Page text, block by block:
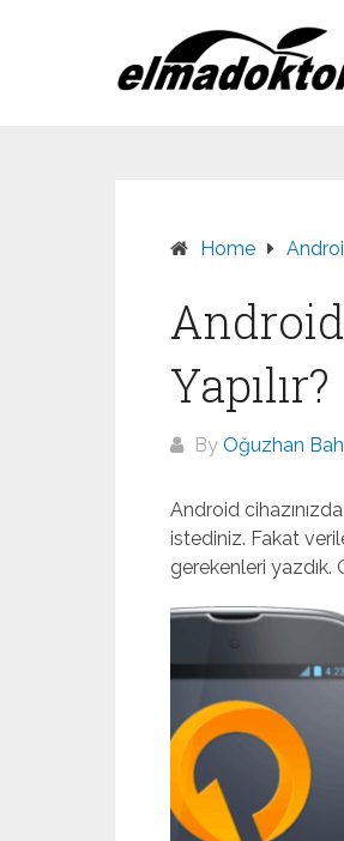
Home
Yapılır?
By Oğuzhan
Android
istediniz. Fakat
gerekenleri yazdık.